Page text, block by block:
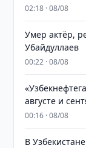
02:18 · 08/08
Умер актёр,
Убайдуллаев
00:22 · 08/08
августе и
00:16 · 08/08
В